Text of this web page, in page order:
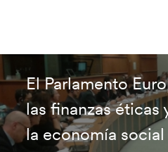
El Parlamento
las finanzas éticas
la economía social